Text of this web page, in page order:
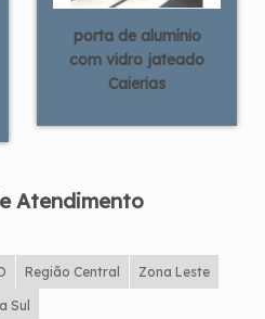
porta de alumínio
com vidro jateado
Caierias
Atendimento
Região Central Zona Leste
Sul